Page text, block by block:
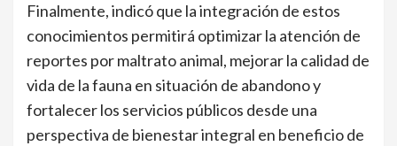
Finalmente, indicó que la integración de estos
conocimientos permitirá optimizar la atención de
reportes por maltrato animal, mejorar la calidad de
vida de la fauna en situación de abandono y
fortalecer los servicios públicos desde una
perspectiva de bienestar integral en beneficio de